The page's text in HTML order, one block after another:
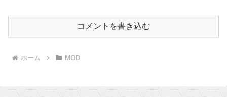
コメントを書き込む
ホーム MOD